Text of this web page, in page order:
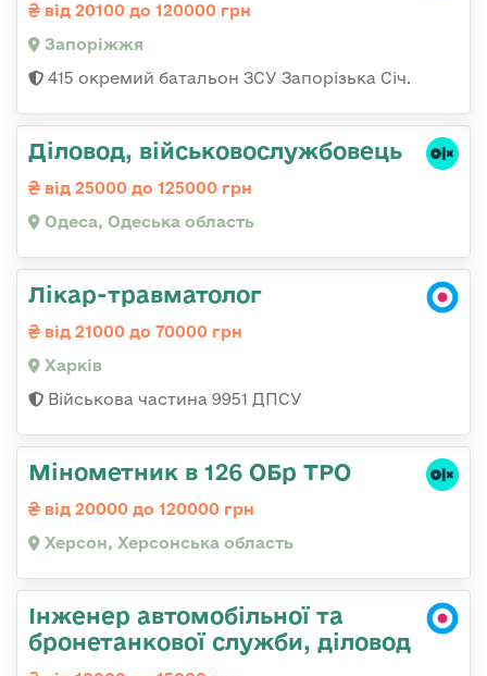
від 20100 до 120000 грн
Запоріжжя
415 окремий батальон ЗСУ Запорізька Січ.
Діловод, військовослужбовець
від 25000 до 125000 грн
Одеса, Одеська область
Лікар-травматолог
від 21000 до 70000 грн
Харків
Військова частина 9951 ДПСУ
Мінометник в 126 ОБр ТРО
від 20000 до 120000 грн
Херсон, Херсонська область
Інженер автомобільної та
бронетанкової служби, діловод